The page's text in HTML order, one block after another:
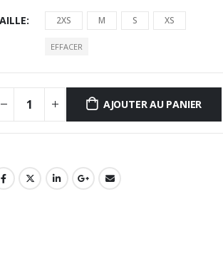
2XS M S XS
EFFACER
AJOUTER AU PANIER